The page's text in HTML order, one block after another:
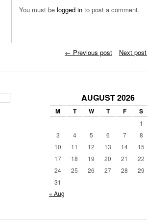
You must be logged in to post a comment.
← Previous post Next post
AUGUST 2026
M T W T F S
1
3
4 5 6 7 8
10
11 12 13 14 15
17
18 19 20 21 22
24
25 26 27 28 29
31
« Aug